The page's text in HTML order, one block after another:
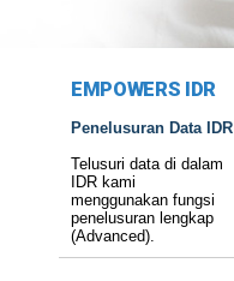
EMPOWERS IDR
Penelusuran Data IDR
Telusuri data di dalam
IDR kami
menggunakan fungsi
penelusuran lengkap
(Advanced).